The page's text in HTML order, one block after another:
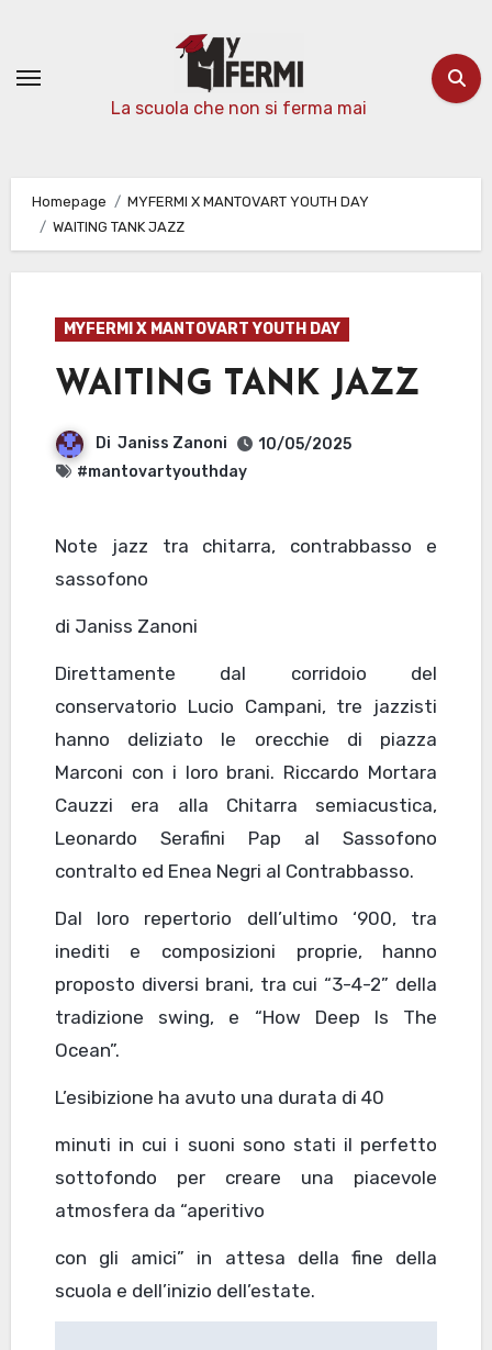
contenuto
La scuola che non si ferma mai
Homepage
MYFERMI X MANTOVART YOUTH DAY
WAITING TANK JAZZ
MYFERMI X MANTOVART YOUTH DAY
WAITING TANK JAZZ
Di Janiss Zanoni
10/05/2025
#mantovartyouthday
Note jazz tra chitarra, contrabbasso e
sassofono
di Janiss Zanoni
Direttamente dal corridoio del
conservatorio Lucio Campani, tre jazzisti
hanno deliziato le orecchie di piazza
Marconi con i loro brani. Riccardo Mortara
Cauzzi era alla Chitarra semiacustica,
Leonardo Serafini Pap al Sassofono
contralto ed Enea Negri al Contrabbasso.
Dal loro repertorio dell’ultimo ‘900, tra
inediti e composizioni proprie, hanno
proposto diversi brani, tra cui “3-4-2” della
tradizione swing, e “How Deep Is The
Ocean”.
L’esibizione ha avuto una durata di 40
minuti in cui i suoni sono stati il perfetto
sottofondo per creare una piacevole
atmosfera da “aperitivo
con gli amici” in attesa della fine della
scuola e dell’inizio dell’estate.